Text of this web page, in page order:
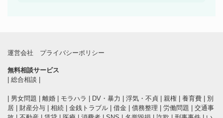
運営会社 プライバシーポリシー
無料相談サービス
総合相談
男女問題 離婚 モラハラ DV・暴力 浮気・不貞 親権 養育費
別
居
財産分与 相続 金銭トラブル 借金 債務整理 労働問題
交通事